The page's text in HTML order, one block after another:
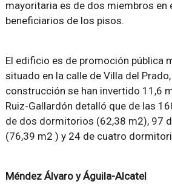
mayoritaria es de dos miembros en
beneficiarios de los pisos.
El edificio es de promoción pública
situado en la calle de Villa del Prado,
construcción se han invertido 11,6
Ruiz-Gallardón detalló que de las
de dos dormitorios (62,38 m2), 97
(76,39 m2 ) y 24 de cuatro
Méndez Álvaro y Águila-Alcatel